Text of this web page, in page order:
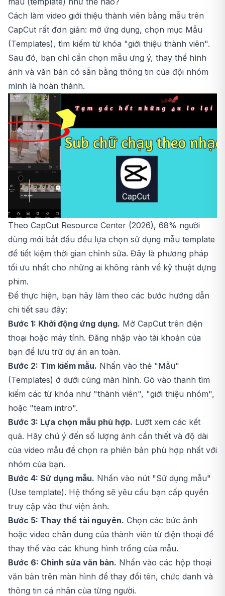
Cách làm video giới thiệu thành viên bằng mẫu trên
CapCut rất đơn giản: mở ứng dụng, chọn mục Mẫu
(Templates), tìm kiếm từ khóa "giới thiệu thành viên".
Sau đó, bạn chỉ cần chọn mẫu ưng ý, thay thế hình
ảnh và văn bản có sẵn bằng thông tin của đội nhóm
mình là hoàn thành.
Theo CapCut Resource Center (2026), 68% người
dùng mới bắt đầu đều lựa chọn sử dụng mẫu template
để tiết kiệm thời gian chỉnh sửa. Đây là phương pháp
tối ưu nhất cho những ai không rành về kỹ thuật dựng
phim.
Để thực hiện, bạn hãy làm theo các bước hướng dẫn
chi tiết sau đây:
Bước 1: Khởi động ứng dụng. Mở CapCut trên điện
thoại hoặc máy tính. Đăng nhập vào tài khoản của
bạn để lưu trữ dự án an toàn.
Bước 2: Tìm kiếm mẫu. Nhấn vào thẻ "Mẫu"
(Templates) ở dưới cùng màn hình. Gõ vào thanh tìm
kiếm các từ khóa như "thành viên", "giới thiệu nhóm",
hoặc "team intro".
Bước 3: Lựa chọn mẫu phù hợp. Lướt xem các kết
quả. Hãy chú ý đến số lượng ảnh cần thiết và độ dài
của video mẫu để chọn ra phiên bản phù hợp nhất với
nhóm của bạn.
Bước 4: Sử dụng mẫu. Nhấn vào nút "Sử dụng mẫu"
(Use template). Hệ thống sẽ yêu cầu bạn cấp quyền
truy cập vào thư viện ảnh.
Bước 5: Thay thế tài nguyên. Chọn các bức ảnh
hoặc video chân dung của thành viên từ điện thoại để
thay thế vào các khung hình trống của mẫu.
Bước 6: Chỉnh sửa văn bản. Nhấn vào các hộp thoại
văn bản trên màn hình để thay đổi tên, chức danh và
thông tin cá nhân của từng người.